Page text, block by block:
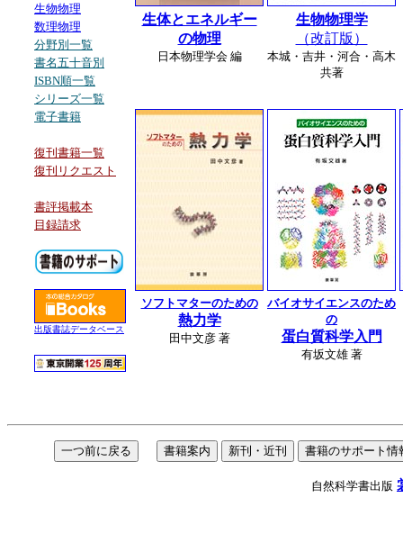
生物物理
数理物理
分野別一覧
書名五十音別
ISBN順一覧
シリーズ一覧
電子書籍
復刊書籍一覧
復刊リクエスト
書評掲載本
目録請求
出版書誌データベース
生体とエネルギー
の物理
日本物理学会 編
生物物理学
（改訂版）
本城・吉井・河合・高木
共著
ソフトマターのための
熱力学
田中文彦 著
バイオサイエンスのため
の
蛋白質科学入門
有坂文雄 著
自然科学書出版